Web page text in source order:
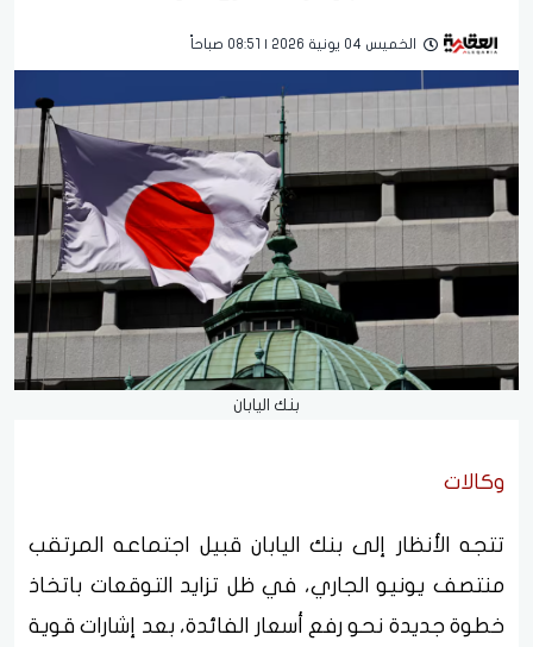
الخميس 04 يونية 2026 | 08:51 صباحاً
بنك اليابان
وكالات
تتجه الأنظار إلى بنك اليابان قبيل اجتماعه المرتقب
منتصف يونيو الجاري، في ظل تزايد التوقعات باتخاذ
خطوة جديدة نحو رفع أسعار الفائدة، بعد إشارات قوية